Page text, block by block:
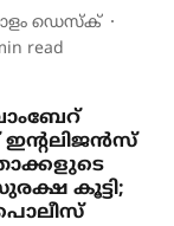
ഡെസ്ക്
read
ഇന്റലിജന്‍സ്
കൂട്ടി;